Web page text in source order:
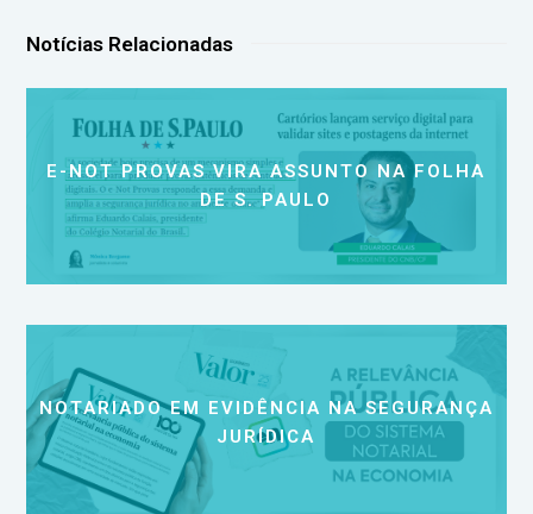
Notícias Relacionadas
E-NOT PROVAS VIRA ASSUNTO NA FOLHA
DE S. PAULO
NOTARIADO EM EVIDÊNCIA NA SEGURANÇA
JURÍDICA